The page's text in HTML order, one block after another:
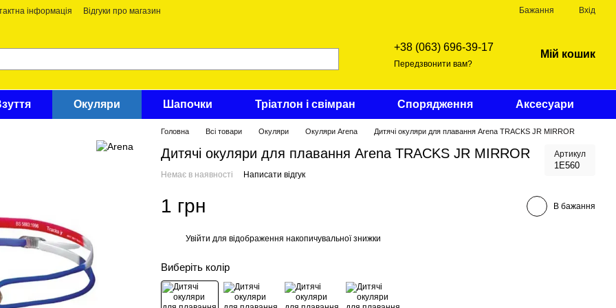
інформація Відгуки про магазин Бажання Вхід
+38 (063) 696-39-17
Передзвонити вам?
Мій кошик
Окуляри Шапочки Тріатлон і свімран Спорядження Аксесуари
Головна Всі товари Окуляри Окуляри Arena Дитячі окуляри для плавання Arena TRACKS JR MIRROR
Дитячі окуляри для плавання Arena TRACKS JR MIRROR Артикул
1E560
Немає в наявності Написати відгук
1 грн В бажання
Увійти для відображення накопичувальної знижки
Виберіть колір